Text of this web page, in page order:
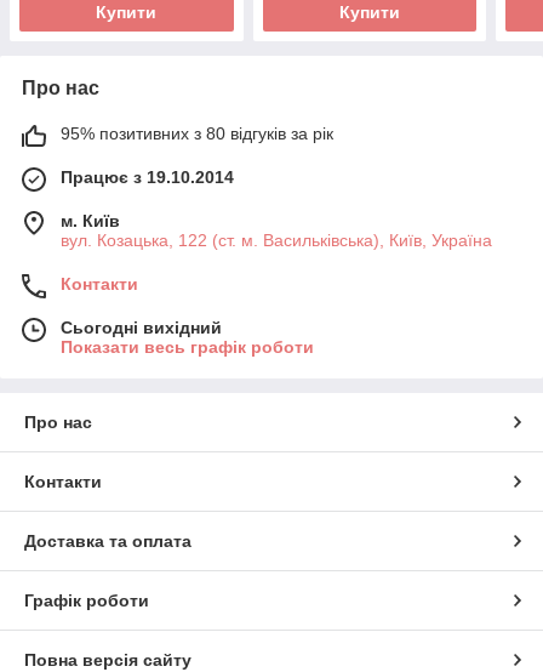
Купити Купити
Про нас
95% позитивних з 80 відгуків за рік
Працює з 19.10.2014
м. Київ
вул. Козацька, 122 (ст. м. Васильківська), Київ, Україна
Контакти
Сьогодні вихідний
Показати весь графік роботи
Про нас
Контакти
Доставка та оплата
Графік роботи
Повна версія сайту